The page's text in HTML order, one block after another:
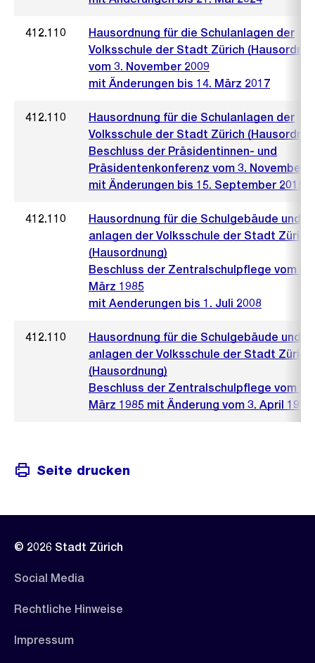
412.110
Hausordnung für die Schulanlagen der
Volksschule der Stadt Zürich
vom 3. November 2009
mit Änderungen bis 14. März 2017
412.110
Hausordnung für die Schulanlagen der
Volksschule der Stadt Zürich
Beschluss der Präsidentinnen- und
Präsidentenkonferenz vom 3. November
mit Änderungen bis 15. September 2015
412.110
Hausordnung für die Schulgebäude und -
anlagen der Volksschule der Stadt Zürich
(Hausordnung)
Beschluss der Zentralschulpflege vom 26.
März 1985
mit Aenderungen bis 1. Juli 2008
412.110
Hausordnung für die Schulgebäude und -
anlagen der Volksschule der Stadt Zürich
(Hausordnung)
Beschluss der Zentralschulpflege vom 26.
März 1985 mit Änderung vom 3. April 1990
Seite drucken
© 2026 Stadt Zürich
Social Media
Rechtliche Hinweise
Impressum